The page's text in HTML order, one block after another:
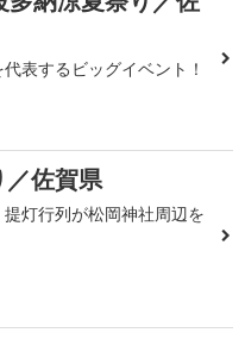
表するビッグイベント！
／佐賀県
灯行列が松岡神社周辺を